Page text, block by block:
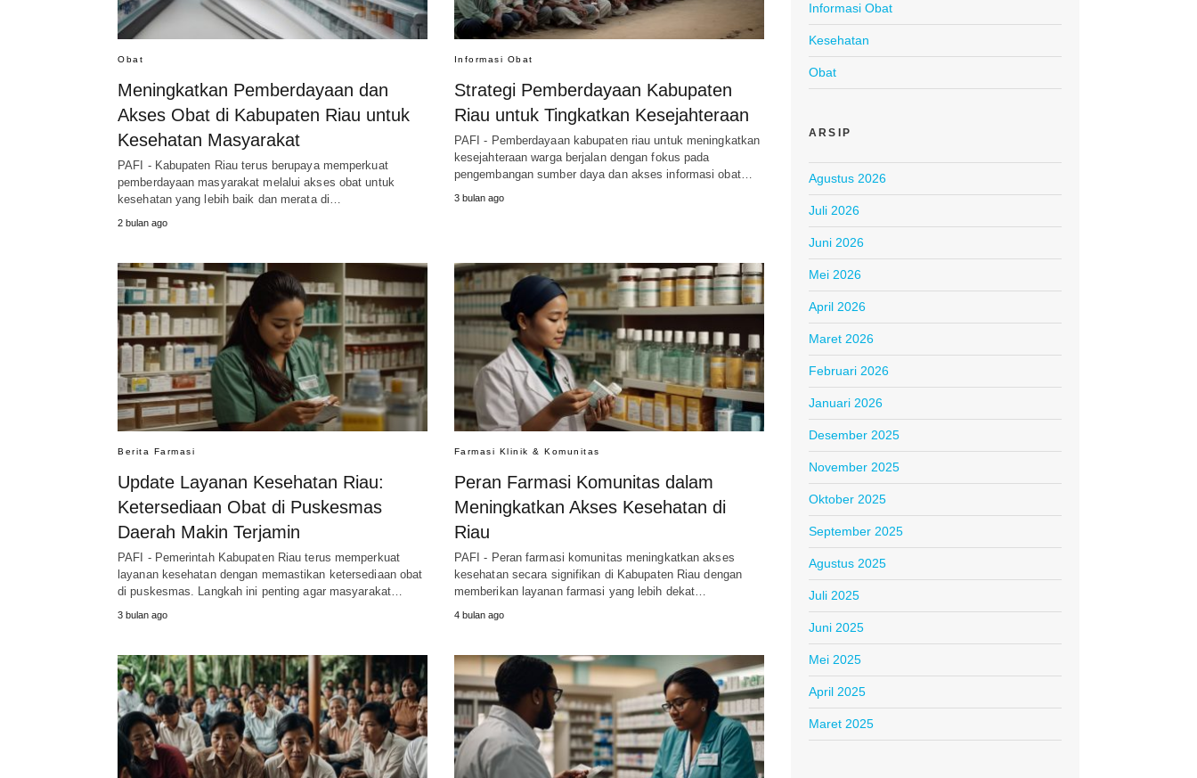
Obat
Meningkatkan Pemberdayaan dan
Akses Obat di Kabupaten Riau untuk
Kesehatan Masyarakat
PAFI - Kabupaten Riau terus berupaya memperkuat
pemberdayaan masyarakat melalui akses obat untuk
kesehatan yang lebih baik dan merata di…
2 bulan ago
Informasi Obat
Strategi Pemberdayaan Kabupaten
Riau untuk Tingkatkan Kesejahteraan
PAFI - Pemberdayaan kabupaten riau untuk meningkatkan
kesejahteraan warga berjalan dengan fokus pada
pengembangan sumber daya dan akses informasi obat…
3 bulan ago
Berita Farmasi
Update Layanan Kesehatan Riau:
Ketersediaan Obat di Puskesmas
Daerah Makin Terjamin
PAFI - Pemerintah Kabupaten Riau terus memperkuat
layanan kesehatan dengan memastikan ketersediaan obat
di puskesmas. Langkah ini penting agar masyarakat…
3 bulan ago
Farmasi Klinik & Komunitas
Peran Farmasi Komunitas dalam
Meningkatkan Akses Kesehatan di
Riau
PAFI - Peran farmasi komunitas meningkatkan akses
kesehatan secara signifikan di Kabupaten Riau dengan
memberikan layanan farmasi yang lebih dekat…
4 bulan ago
Informasi Obat
Kesehatan
Obat
ARSIP
Agustus 2026
Juli 2026
Juni 2026
Mei 2026
April 2026
Maret 2026
Februari 2026
Januari 2026
Desember 2025
November 2025
Oktober 2025
September 2025
Agustus 2025
Juli 2025
Juni 2025
Mei 2025
April 2025
Maret 2025